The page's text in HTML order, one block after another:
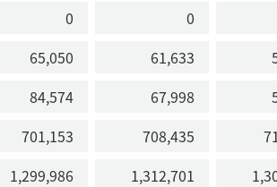
0 0
65,050 61,633
84,574 67,998
701,153 708,435
1,299,986 1,312,701